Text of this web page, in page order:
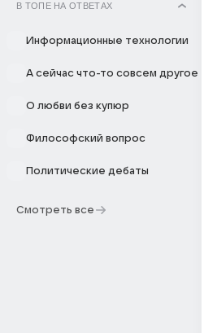
В ТОПЕ НА ОТВЕТАХ
Информационные технологии
А сейчас что-то совсем другое
О любви без купюр
Философский вопрос
Политические дебаты
Смотреть все